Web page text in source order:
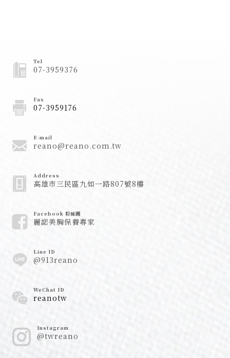
Tel
07-3959376
Fax
07-3959176
E-mail
reano@reano.com.tw
Address
高雄市三民區九如一路807號8樓
Facebook 粉絲團
麗諾美胸保養專家
Line ID
@913reano
WeChat ID
reanotw
Instagram
@twreano